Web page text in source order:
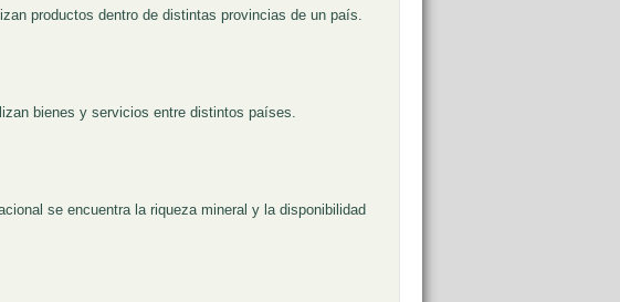
productos dentro de distintas provincias de un país.
bienes y servicios entre distintos países.
se encuentra la riqueza mineral y la disponibilidad